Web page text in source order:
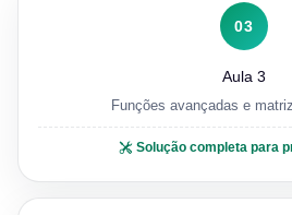
03
Aula 3
Funções avançadas e
Solução completa para